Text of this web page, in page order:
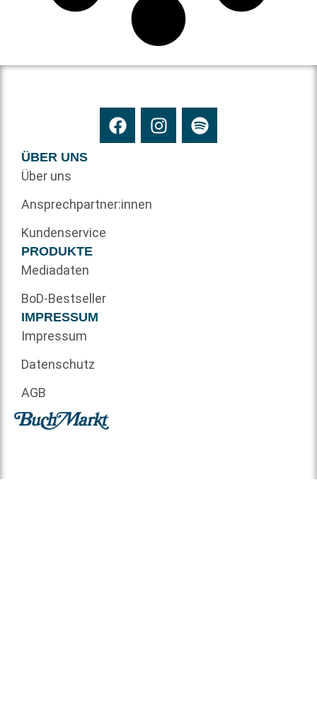
ÜBER UNS
Über uns
Ansprechpartner:innen
Kundenservice
PRODUKTE
Mediadaten
BoD-Bestseller
IMPRESSUM
Impressum
Datenschutz
AGB